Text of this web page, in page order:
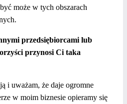
może w tych obszarach
przedsiębiorcami lub
przynosi Ci taka
i uważam, że daje ogromne
w moim biznesie opieramy się